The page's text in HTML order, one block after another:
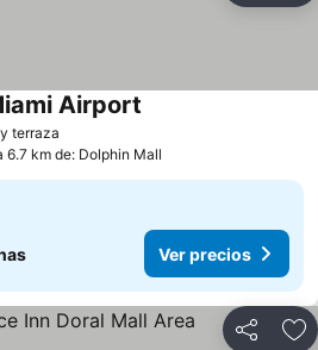
terraza
Airport
6.7 km de: Dolphin Mall
Ver precios
Compartir